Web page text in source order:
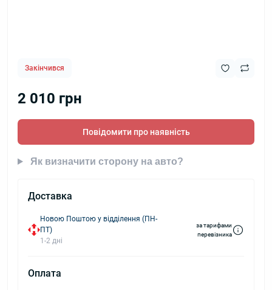
Закінчився
2 010 грн
Повідомити про наявність
Як визначити сторону на авто?
Доставка
Новою Поштою у відділення (ПН-
ПТ)
1-2 дні
за тарифами
перевізника
Оплата